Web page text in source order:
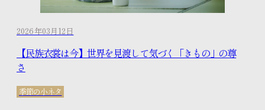
2026年03月12日
【民族衣裳は今】世界を見渡して気づく「きもの」の尊
さ
季節の小ネタ